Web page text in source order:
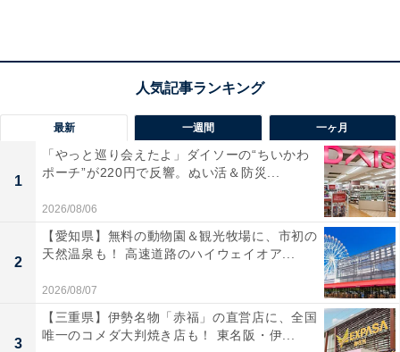
最新 一週間 一ヶ月
1
「やっと巡り会えたよ」ダイソーの“ちいかわ
ポーチ”が220円で反響。ぬい活＆防災...
2026/08/06
2
【愛知県】無料の動物園＆観光牧場に、市初の
天然温泉も！ 高速道路のハイウェイオア...
2026/08/07
3
【三重県】伊勢名物「赤福」の直営店に、全国
唯一のコメダ大判焼き店も！ 東名阪・伊...